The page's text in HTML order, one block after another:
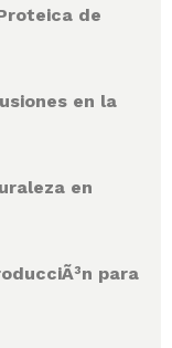
de
en la
en
para